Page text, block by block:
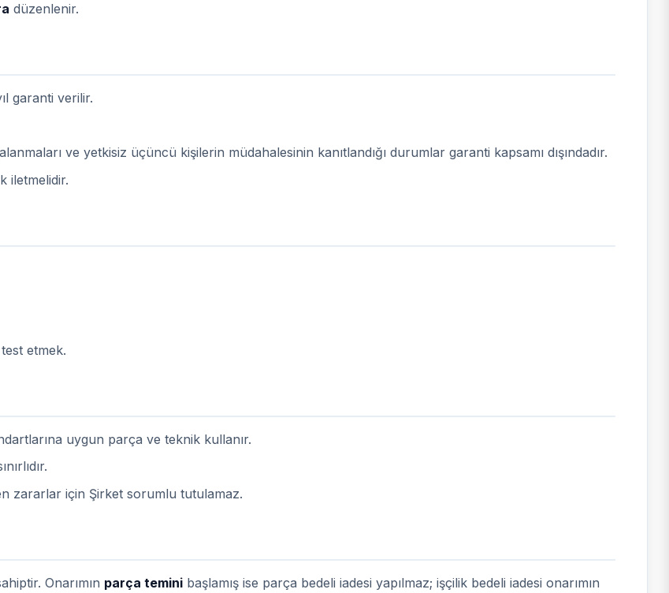
düzenlenir.
garanti verilir.
ve yetkisiz üçüncü kişilerin müdahalesinin kanıtlandığı durumlar garanti kapsamı dışındadır.
iletmelidir.
etmek.
uygun parça ve teknik kullanır.
zararlar için Şirket sorumlu tutulamaz.
Onarımın parça temini başlamış ise parça bedeli iadesi yapılmaz; işçilik bedeli iadesi onarımın